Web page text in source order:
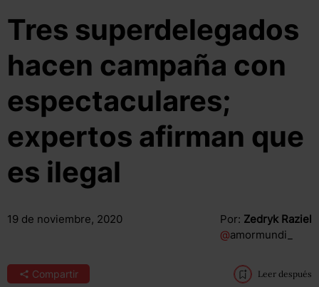
Tres superdelegados
hacen campaña con
espectaculares;
expertos afirman que
es ilegal
19 de noviembre, 2020 Por: Zedryk Raziel
@amormundi_
Compartir Leer después